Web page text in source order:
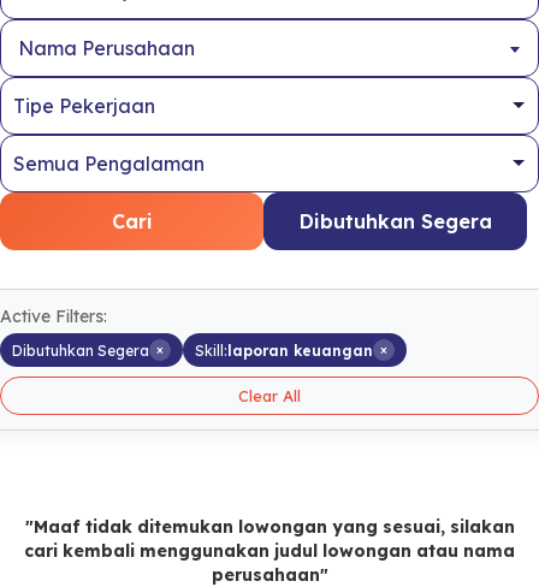
Nama Perusahaan
Cari Dibutuhkan Segera
Active Filters:
Dibutuhkan Segera × Skill:laporan keuangan ×
Clear All
"Maaf tidak ditemukan lowongan yang sesuai, silakan
cari kembali menggunakan judul lowongan atau nama
perusahaan"